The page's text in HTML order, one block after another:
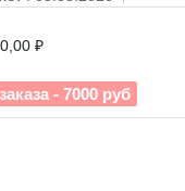
₽
- 7000 руб